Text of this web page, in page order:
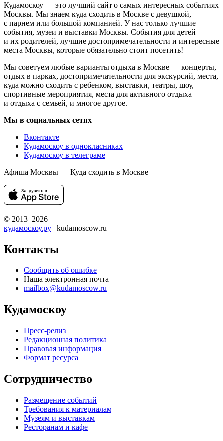
Кудамоскоу — это лучший сайт о самых интересных событиях
Москвы. Мы знаем куда сходить в Москве с девушкой,
с парнем или большой компанией. У нас только лучшие
события, музеи и выставки Москвы. События для детей
и их родителей, лучшие достопримечательности и интересные
места Москвы, которые обязательно стоит посетить!
Мы советуем любые варианты отдыха в Москве — концерты,
отдых в парках, достопримечательности для экскурсий, места,
куда можно сходить с ребенком, выставки, театры, шоу,
спортивные мероприятия, места для активного отдыха
и отдыха с семьей, и многое другое.
Мы в социальных сетях
Вконтакте
Кудамоскоу в однокласниках
Кудамоскоу в телеграме
Афиша Москвы — Куда сходить в Москве
© 2013–2026
кудамоскоу.ру | kudamoscow.ru
Контакты
Сообщить об ошибке
Наша электронная почта
mailbox@kudamoscow.ru
Кудамоскоу
Пресс-релиз
Редакционная политика
Правовая информация
Формат ресурса
Сотрудничество
Размещение событий
Требования к материалам
Музеям и выставкам
Ресторанам и кафе